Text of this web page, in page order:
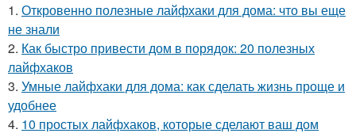
1. Откровенно полезные лайфхаки для дома: что вы еще
не знали
2. Как быстро привести дом в порядок: 20 полезных
лайфхаков
3. Умные лайфхаки для дома: как сделать жизнь проще и
удобнее
4. 10 простых лайфхаков, которые сделают ваш дом